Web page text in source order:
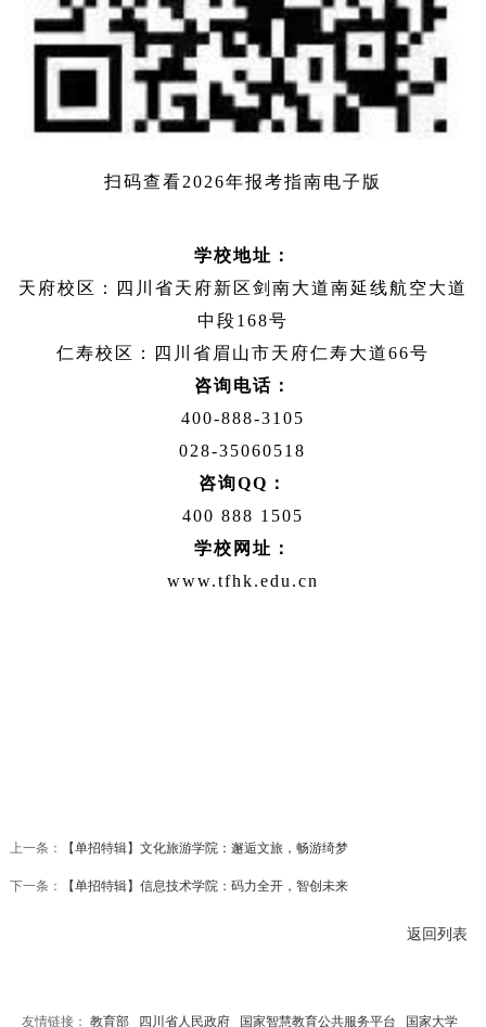
扫码查看2026年报考指南电子版
学校地址：
天府校区：四川省天府新区剑南大道南延线航空大道
中段168号
仁寿校区：四川省眉山市天府仁寿大道66号
咨询电话：
400-888-3105
028-35060518
咨询QQ：
400 888 1505
学校网址：
www.tfhk.edu.cn
上一条： 【单招特辑】文化旅游学院：邂逅文旅，畅游绮梦
下一条： 【单招特辑】信息技术学院：码力全开，智创未来
返回列表
友情链接： 教育部 四川省人民政府 国家智慧教育公共服务平台 国家大学